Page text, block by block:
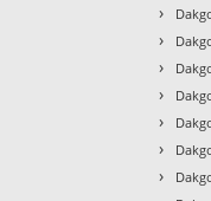
›
›
›
›
›
›
›